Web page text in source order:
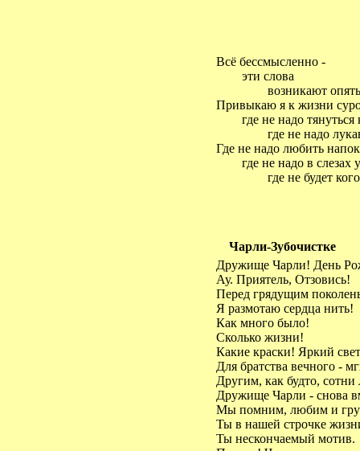
Всё бессмысленно -
эти слова
возникают
Привыкаю я к жизни
где не надо тянуться
где не надо
Где не надо любить
где не надо в слезах
где не будет
Чарли-Зубочистке
Дружище Чарли! День
Ау. Приятель, Отзовись!
Перед грядущим
Я размотаю сердца нить!
Как много было!
Сколько жизни!
Какие краски! Яркий
Для братства вечного -
Другим, как будто, сотни
Дружище Чарли - снова
Мы помним, любим и
Ты в нашей строчке
Ты нескончаемый мотив.